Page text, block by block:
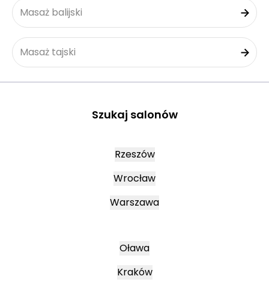
Masaż balijski
Masaż tajski
Szukaj salonów
Rzeszów
Wrocław
Warszawa
Oława
Kraków